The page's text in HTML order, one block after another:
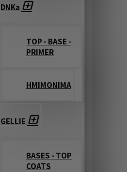
DNKa
TOP - BASE -
PRIMER
ΗΜΙΜΟΝΙΜΑ
GELLIE
BASES - TOP
COATS